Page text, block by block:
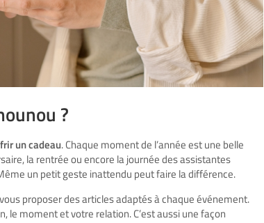
?
un cadeau. Chaque moment de l’année est une belle
la rentrée ou encore la journée des assistantes
un petit geste inattendu peut faire la différence.
proposer des articles adaptés à chaque événement.
le moment et votre relation. C’est aussi une façon